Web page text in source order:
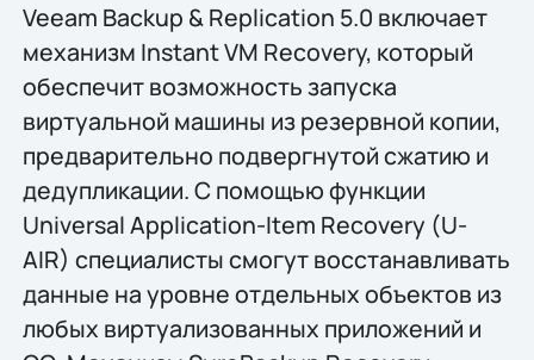
Veeam Backup & Replication 5.0 включает
механизм Instant VM Recovery, который
обеспечит возможность запуска
виртуальной машины из резервной копии,
предварительно подвергнутой сжатию и
дедупликации. С помощью функции
Universal Application-Item Recovery (U-
AIR) специалисты смогут восстанавливать
данные на уровне отдельных объектов из
любых виртуализованных приложений и